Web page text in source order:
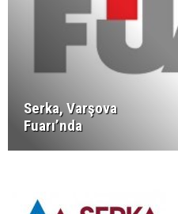
Serka, Varşova
Fuarı’nda